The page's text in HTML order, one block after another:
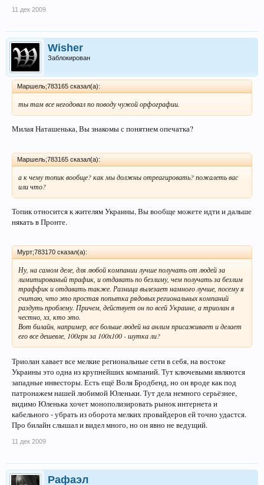
11 дек 2009
Wisher
Заблокирован
Маршель;783165 сказал(а):
ты там все негодовал по поводу чужой орфографии.
Милая Наташенька, Вы знакомы с понятием опечатка?
Маршель;783165 сказал(а):
а к чему топик вообще? как мы должны отреагировать? пожалеть вас
или что?
Топик относится к жителям Украины, Вы вообще можете идти и дальше
някать в Пронте.
Мурт;783170 сказал(а):
Ну, на самом деле, для любой компании лучше получать от людей за
лимитированый трафик, и отдавать по безлиму, чем получать за безлим
траффик и отдавать также. Разница вылезает намного лучше, посему я
считаю, что это простая попытка рядовых региональных компаний
раздуть проблему. Причем, действует он по всей Украине, а триолан я
честно, хз, кто это.
Вот билайн, например, все больше людей на анлим присаживает и делает
его все дешевле, 100грн за 100х100 - шутка ли?
Триолан хавает все мелкие региональные сети в себя, на востоке
Украины это одна из крупнейших компаний. Тут ключевыми являются
западные инвесторы. Есть ещё Воля Бродбенд, но он вроде как под
патронажем нашей любимой Юленьки. Тут дела немного серьёзнее,
видимо Юленька хочет монополизировать рынок интернета и
кабельного - убрать из оборота мелких провайдеров ей точно удастся.
Про билайн слышал и видел много, но он явно не ведущий.
11 дек 2009
Рафаэл